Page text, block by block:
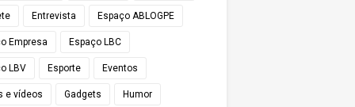
Entrevista Espaço ABLOGPE
Empresa Espaço LBC
LBV Esporte Eventos
e vídeos Gadgets Humor